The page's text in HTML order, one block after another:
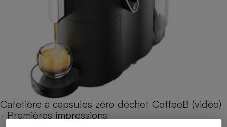
Cafetière à capsules zéro déchet CoffeeB (vidéo)
- Premières impressions